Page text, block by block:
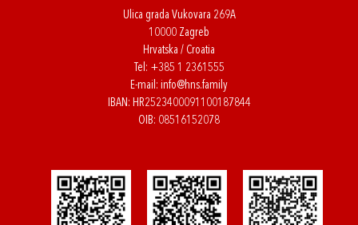
Ulica grada Vukovara 269A
10000 Zagreb
Hrvatska / Croatia
Tel: +385 1 2361555
E-mail: info@hns.family
IBAN: HR2523400091100187844
OIB: 08516152078